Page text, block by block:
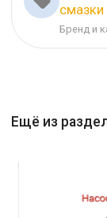
Бренд и
Ещё из